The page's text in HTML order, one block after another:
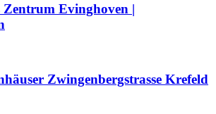
Zentrum Evinghoven |
Zwingenbergstrasse Krefeld